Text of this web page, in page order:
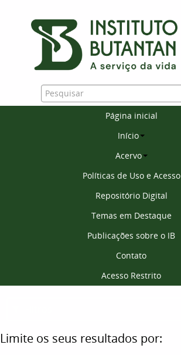
Página inicial
Início
Acervo
Políticas de Uso e Acesso
Repositório Digital
Temas em Destaque
Publicações sobre o IB
Contato
Acesso Restrito
Limite os seus resultados por: